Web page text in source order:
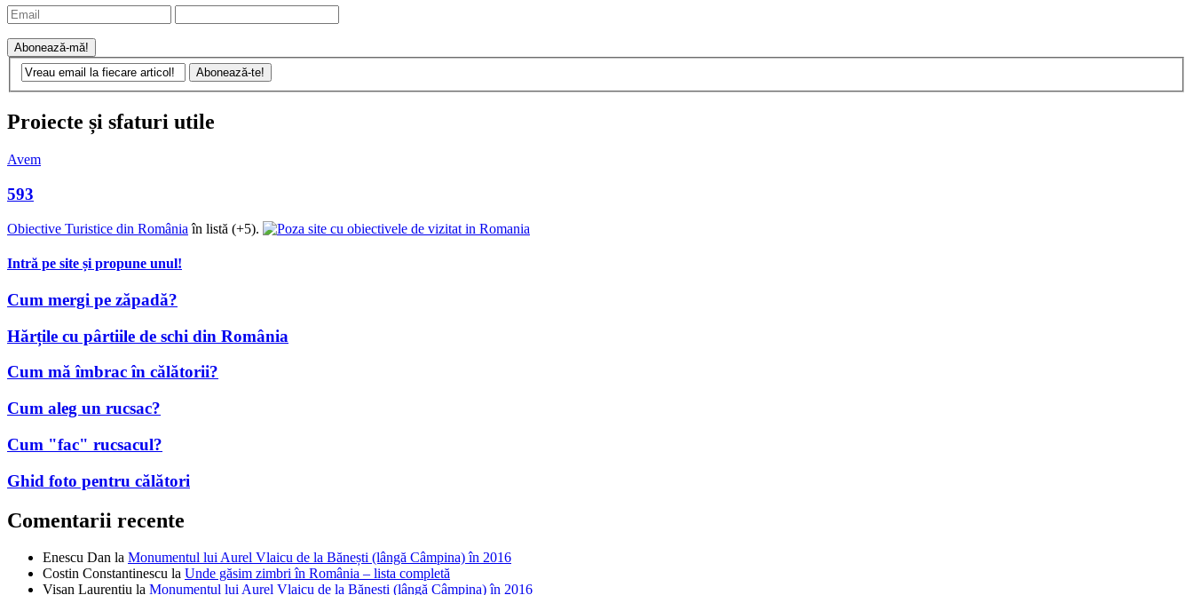
Proiecte și sfaturi utile
Avem
593
Obiective Turistice din Româniaîn listă (+5).
Intră pe site și propune unul!
Cum mergi pe zăpadă?
Hărțile cu pârtiile de schi din România
Cum mă îmbrac în călătorii?
Cum aleg un rucsac?
Cum "fac" rucsacul?
Ghid foto pentru călători
Comentarii recente
Enescu Dan la Monumentul lui Aurel Vlaicu de la Bănești (lângă Câmpina) în 2016
Costin Constantinescu la Unde găsim zimbri în România – lista completă
Visan Laurentiu la Monumentul lui Aurel Vlaicu de la Bănești (lângă Câmpina) în 2016